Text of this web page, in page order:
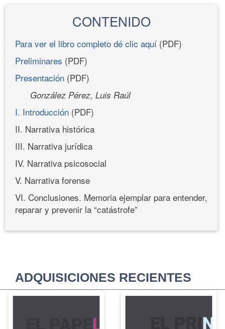
CONTENIDO
Para ver el libro completo dé clic aquí (PDF)
Preliminares (PDF)
Presentación (PDF)
González Pérez, Luis Raúl
I. Introducción (PDF)
II. Narrativa histórica
III. Narrativa jurídica
IV. Narrativa psicosocial
V. Narrativa forense
VI. Conclusiones. Memoria ejemplar para entender,
reparar y prevenir la “catástrofe”
ADQUISICIONES RECIENTES